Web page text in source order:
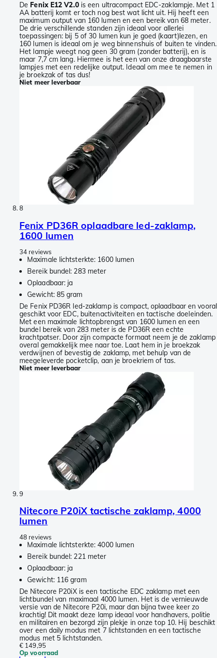
De Fenix E12 V2.0is een ultracompact EDC-zaklampje. Met 1
AA batterij komt er toch nog best wat licht uit. Hij heeft een
maximum output van 160 lumen en een bereik van 68 meter.
De drie verschillende standen zijn ideaal voor allerlei
toepassingen: bij 5 of 30 lumen kun je goed (kaart)lezen, en
160 lumen is ideaal om je weg binnenshuis of buiten te vinden.
Het lampje weegt nog geen 30 gram (zonder batterij), en is
maar 7,7 cm lang. Hiermee is het een van onze draagbaarste
lampjes met een redelijke output. Ideaal om mee te nemen in
je broekzak of tas dus!
Niet meer leverbaar
8
Fenix PD36R oplaadbare led-zaklamp,
1600 lumen
34 reviews
Maximale lichtsterkte: 1600 lumen
Bereik bundel: 283 meter
Oplaadbaar: ja
Gewicht: 85 gram
De Fenix PD36R led-zaklamp is compact, oplaadbaar en vooral
geschikt voor EDC, buitenactiviteiten en tactische doeleinden.
Met een maximale lichtopbrengst van 1600 lumen en een
bundel bereik van 283 meter is de PD36R een echte
krachtpatser. Door zijn compacte formaat neem je de zaklamp
overal gemakkelijk mee naar toe. Laat hem in je broekzak
verdwijnen of bevestig de zaklamp, met behulp van de
meegeleverde pocketclip, aan je broekriem of tas.
Niet meer leverbaar
9
Nitecore P20iX tactische zaklamp, 4000
lumen
48 reviews
Maximale lichtsterkte: 4000 lumen
Bereik bundel: 221 meter
Oplaadbaar: ja
Gewicht: 116 gram
De Nitecore P20iX is een tactische EDC zaklamp met een
lichtbundel van maximaal 4000 lumen. Het is de vernieuwde
versie van de Nitecore P20i, maar dan bijna twee keer zo
krachtig! Dit maakt deze lamp ideaal voor handhavers, politie
en militairen en bezorgd zijn plekje in onze top 10. Hij beschikt
over een daily modus met 7 lichtstanden en een tactische
modus met 5 lichtstanden.
€ 149,95
Op voorraad